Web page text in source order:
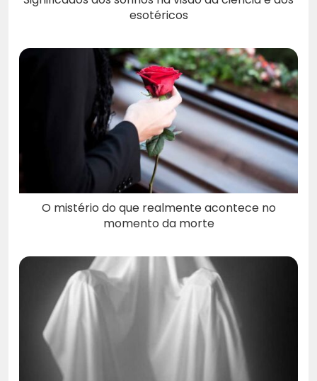
esotéricos
O mistério do que realmente acontece no
momento da morte